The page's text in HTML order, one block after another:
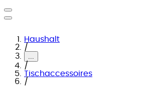
Haushalt
/
...
/
Tischaccessoires
/